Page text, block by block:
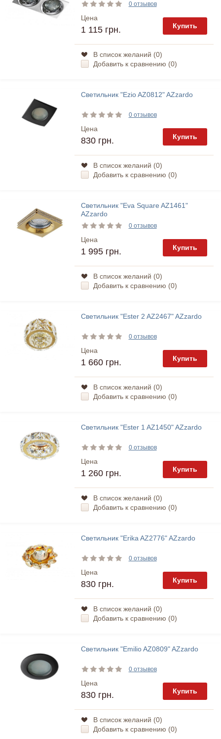
0 отзывов
Цена
1 115 грн. Купить
В список желаний (0)
Добавить к сравнению (0)
Светильник "Ezio AZ0812" AZzardo
0 отзывов
Цена
830 грн. Купить
В список желаний (0)
Добавить к сравнению (0)
Светильник "Eva Square AZ1461"
AZzardo
0 отзывов
Цена
1 995 грн. Купить
В список желаний (0)
Добавить к сравнению (0)
Светильник "Ester 2 AZ2467" AZzardo
0 отзывов
Цена
1 660 грн. Купить
В список желаний (0)
Добавить к сравнению (0)
Светильник "Ester 1 AZ1450" AZzardo
0 отзывов
Цена
1 260 грн. Купить
В список желаний (0)
Добавить к сравнению (0)
Светильник "Erika AZ2776" AZzardo
0 отзывов
Цена
830 грн. Купить
В список желаний (0)
Добавить к сравнению (0)
Светильник "Emilio AZ0809" AZzardo
0 отзывов
Цена
830 грн. Купить
В список желаний (0)
Добавить к сравнению (0)